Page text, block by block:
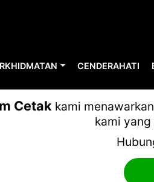
CENDERAHATI
Cetakkami
kami